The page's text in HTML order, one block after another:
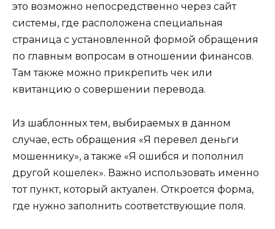
это возможно непосредственно через сайт
системы, где расположена специальная
страница с установленной формой обращения
по главным вопросам в отношении финансов.
Там также можно прикрепить чек или
квитанцию о совершении перевода.
Из шаблонных тем, выбираемых в данном
случае, есть обращения «Я перевел деньги
мошеннику», а также «Я ошибся и пополнил
другой кошелек». Важно использовать именно
тот пункт, который актуален. Откроется форма,
где нужно заполнить соответствующие поля.